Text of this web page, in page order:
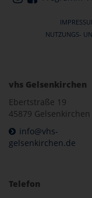
NUTZUNGS-
vhs Gelsenkirchen
Ebertstraße 19
45879 Gelsenkirchen
info@vhs-
gelsenkirchen.de
Telefon